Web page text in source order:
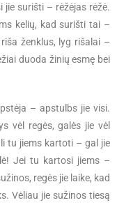
surišti – rėžėjas rėžė.
kelių, kad surišti tai –
ženklus, lyg rišalai –
duoda žinių esmę bei
– apstulbs jie visi.
vėl regės, galės jie vėl
tu jiems kartoti – gal jie
Jei tu kartosi jiems –
regės jie laike, kad
Vėliau jie sužinos tiesą